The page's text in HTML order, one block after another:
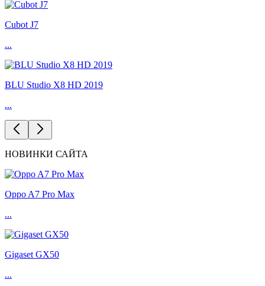
Cubot J7
...
BLU Studio X8 HD 2019
...
НОВИНКИ САЙТА
Oppo A7 Pro Max
...
Gigaset GX50
...